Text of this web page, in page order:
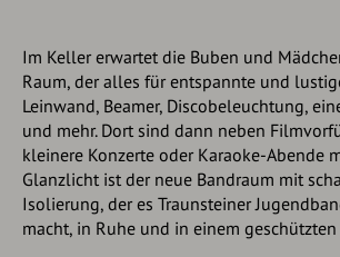
Im Keller erwartet die Buben und
Raum, der alles für entspannte und
Leinwand, Beamer, Discobeleuchtung,
und mehr. Dort sind dann neben
kleinere Konzerte oder Karaoke-Abende
Glanzlicht ist der neue Bandraum mit
Isolierung, der es Traunsteiner
macht, in Ruhe und in einem